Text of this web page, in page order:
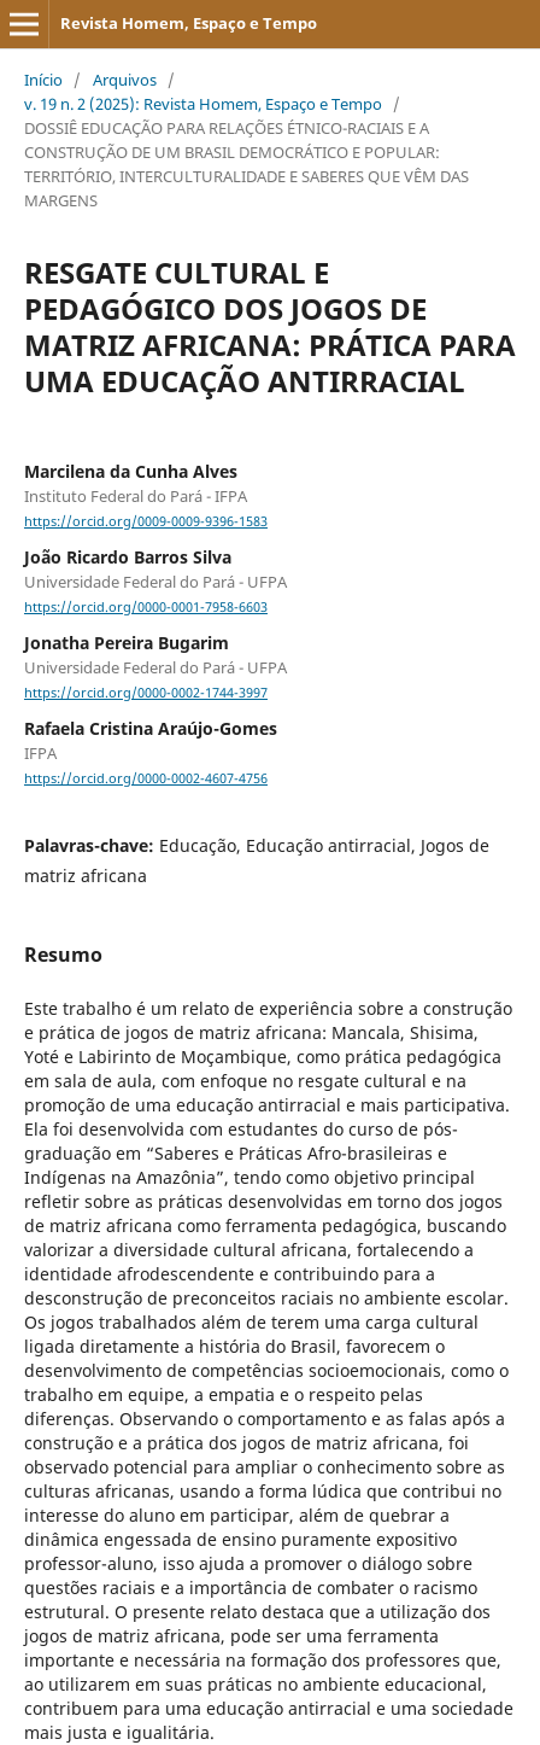
Revista Homem, Espaço e Tempo
Início / Arquivos /
v. 19 n. 2 (2025): Revista Homem, Espaço e Tempo /
DOSSIÊ EDUCAÇÃO PARA RELAÇÕES ÉTNICO-RACIAIS E A
CONSTRUÇÃO DE UM BRASIL DEMOCRÁTICO E POPULAR:
TERRITÓRIO, INTERCULTURALIDADE E SABERES QUE VÊM DAS
MARGENS
RESGATE CULTURAL E
PEDAGÓGICO DOS JOGOS DE
MATRIZ AFRICANA: PRÁTICA PARA
UMA EDUCAÇÃO ANTIRRACIAL
Marcilena da Cunha Alves
Instituto Federal do Pará - IFPA
https://orcid.org/0009-0009-9396-1583
João Ricardo Barros Silva
Universidade Federal do Pará - UFPA
https://orcid.org/0000-0001-7958-6603
Jonatha Pereira Bugarim
Universidade Federal do Pará - UFPA
https://orcid.org/0000-0002-1744-3997
Rafaela Cristina Araújo-Gomes
IFPA
https://orcid.org/0000-0002-4607-4756
Palavras-chave: Educação, Educação antirracial, Jogos de
matriz africana
Resumo
Este trabalho é um relato de experiência sobre a construção
e prática de jogos de matriz africana: Mancala, Shisima,
Yoté e Labirinto de Moçambique, como prática pedagógica
em sala de aula, com enfoque no resgate cultural e na
promoção de uma educação antirracial e mais participativa.
Ela foi desenvolvida com estudantes do curso de pós-
graduação em “Saberes e Práticas Afro-brasileiras e
Indígenas na Amazônia”, tendo como objetivo principal
refletir sobre as práticas desenvolvidas em torno dos jogos
de matriz africana como ferramenta pedagógica, buscando
valorizar a diversidade cultural africana, fortalecendo a
identidade afrodescendente e contribuindo para a
desconstrução de preconceitos raciais no ambiente escolar.
Os jogos trabalhados além de terem uma carga cultural
ligada diretamente a história do Brasil, favorecem o
desenvolvimento de competências socioemocionais, como o
trabalho em equipe, a empatia e o respeito pelas
diferenças. Observando o comportamento e as falas após a
construção e a prática dos jogos de matriz africana, foi
observado potencial para ampliar o conhecimento sobre as
culturas africanas, usando a forma lúdica que contribui no
interesse do aluno em participar, além de quebrar a
dinâmica engessada de ensino puramente expositivo
professor-aluno, isso ajuda a promover o diálogo sobre
questões raciais e a importância de combater o racismo
estrutural. O presente relato destaca que a utilização dos
jogos de matriz africana, pode ser uma ferramenta
importante e necessária na formação dos professores que,
ao utilizarem em suas práticas no ambiente educacional,
contribuem para uma educação antirracial e uma sociedade
mais justa e igualitária.